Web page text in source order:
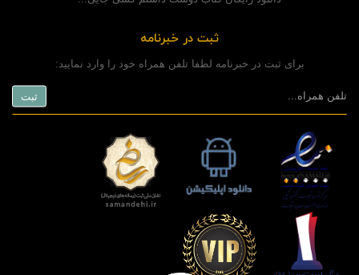
ثبت در خبرنامه
برای ثبت در خبرنامه لطفا تلفن همراه خود را وارد نمایید: